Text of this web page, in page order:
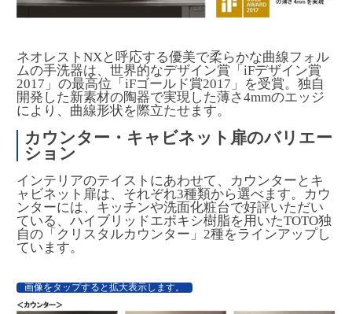
ネオレストNXと呼応する優美で柔らかな曲線フォル
ムの手洗器は、世界的なデザイン賞「iFデザイン賞
2017」の最高位「iFゴールド賞2017」を受賞。独自
開発した新素材の陶器で実現した薄さ4mmのエッジ
により、曲線形状を際立たせます。
カウンター・キャビネット扉のバリエー
ション
インテリアのテイストにあわせて、カウンターとキ
ャビネット扉は、それぞれ3種類から選べます。カウ
ンターには、キッチンや洗面化粧台で好評いただい
ている、ハイブリッドエポキシ樹脂を用いたTOTO独
自の「クリスタルカウンター」2種をラインアップし
ています。
画像をタップすると拡大表示します。